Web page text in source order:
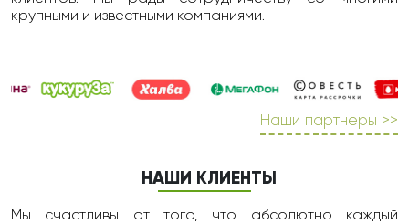
крупными и известными компаниями.
Наши партнеры >>
НАШИ КЛИЕНТЫ
Мы счастливы от того, что абсолютно каждый